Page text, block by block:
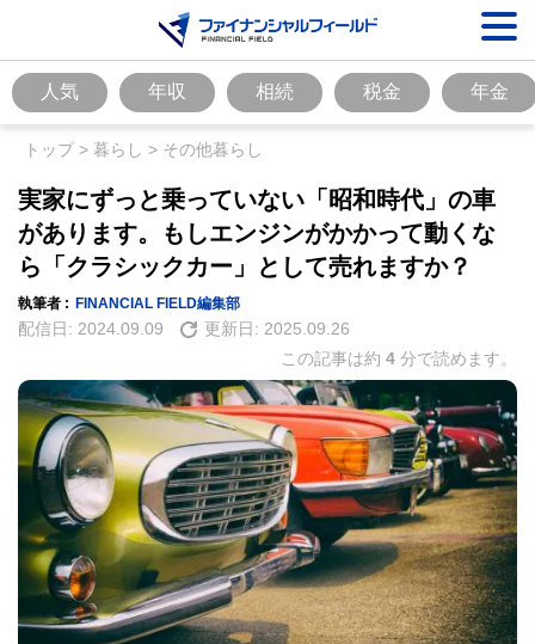
人気 年収 相続 税金 年金
トップ> 暮らし > その他暮らし
実家にずっと乗っていない「昭和時代」の車
があります。もしエンジンがかかって動くな
ら「クラシックカー」として売れますか？
執筆者 : FINANCIAL FIELD編集部
配信日: 2024.09.09 更新日: 2025.09.26
この記事は約 4 分で読めます。